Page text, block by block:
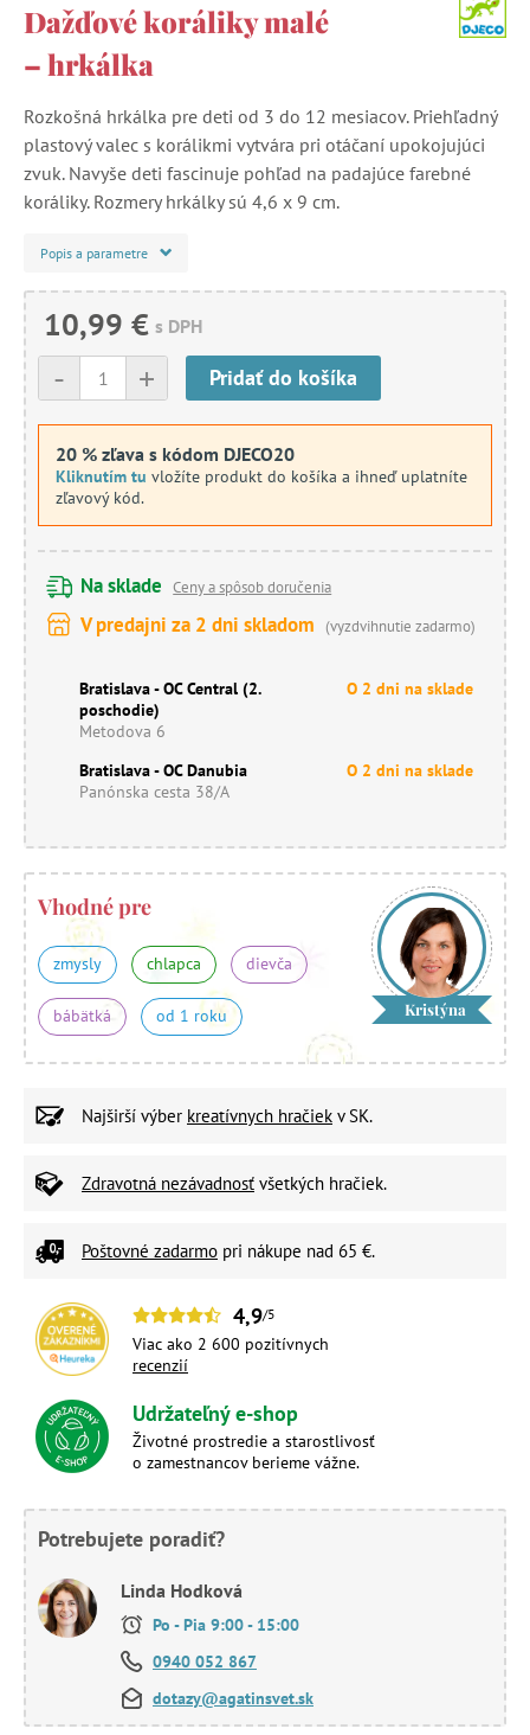
Dažďové koráliky malé
– hrkálka
Rozkošná hrkálka pre deti od 3 do 12 mesiacov. Priehľadný
plastový valec s korálikmi vytvára pri otáčaní upokojujúci
zvuk. Navyše deti fascinuje pohľad na padajúce farebné
koráliky. Rozmery hrkálky sú 4,6 x 9 cm.
Popis a parametre
10,99 € s DPH
+
- Pridať do košíka
20 % zľava s kódom DJECO20
Kliknutím tu vložíte produkt do košíka a ihneď uplatníte
zľavový kód.
Na sklade Ceny a spôsob doručenia
V predajni za 2 dni skladom (vyzdvihnutie zadarmo)
Bratislava - OC Central (2.
poschodie)
Metodova 6
O 2 dni na sklade
Bratislava - OC Danubia
Panónska cesta 38/A
O 2 dni na sklade
Vhodné pre
zmysly chlapca dievča
bábätká od 1 roku Kristýna
Najširší výber kreatívnych hračiek v SK.
Zdravotná nezávadnosť všetkých hračiek.
Poštovné zadarmo pri nákupe nad 65 €.
4,9/5
Viac ako 2 600 pozitívnych
recenzií
Udržateľný e-shop
Životné prostredie a starostlivosť
o zamestnancov berieme vážne.
Potrebujete poradiť?
Linda Hodková
Po - Pia 9:00 - 15:00
0940 052 867
dotazy@agatinsvet.sk